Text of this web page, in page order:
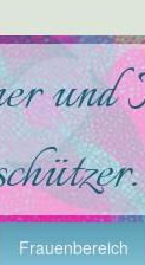
Frauenbereich